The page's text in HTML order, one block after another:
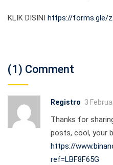
KLIK DISINI https://forms.gle/
(1) Comment
Registro 3
Thanks for
posts, cool, your
https://
ref=LBF8F65G